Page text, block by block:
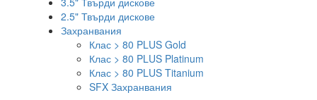
2.5" Твърди дискове
Захранвания
Клас > 80 PLUS Gold
Клас > 80 PLUS Platinum
Клас > 80 PLUS Titanium
SFX Захранвания